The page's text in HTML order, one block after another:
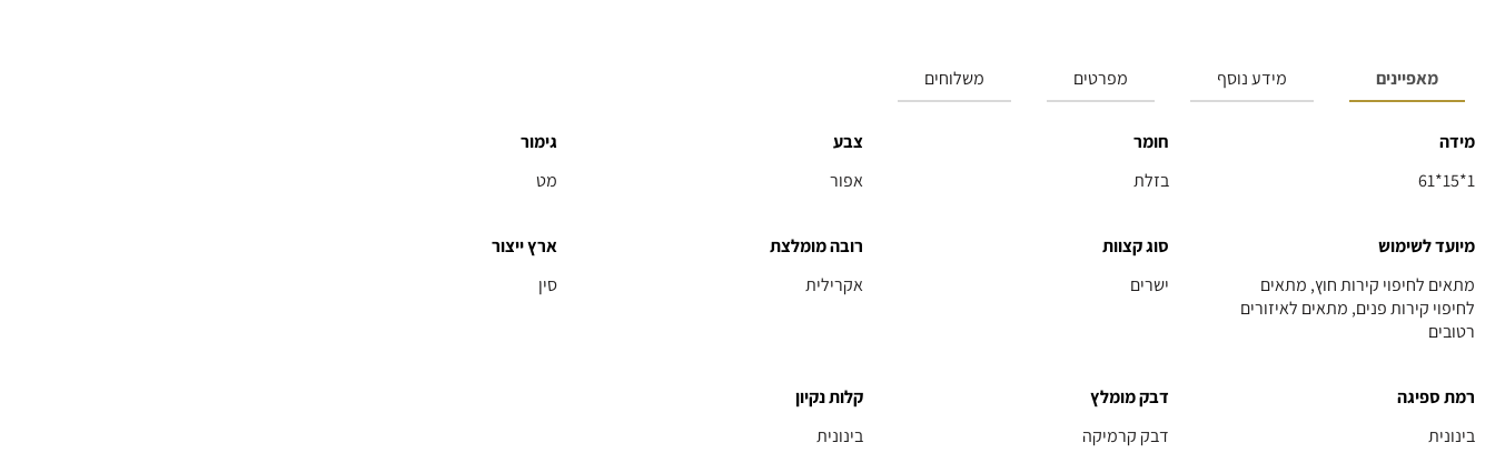
מאפיינים מידע נוסף מפרטים משלוחים
מידה
61*15*1
חומר
בזלת
צבע
אפור
גימור
מט
מיועד לשימוש
מתאים לחיפוי קירות חוץ, מתאים
לחיפוי קירות פנים, מתאים לאיזורים
רטובים
סוג קצוות
ישרים
רובה מומלצת
אקרילית
ארץ ייצור
סין
רמת ספיגה
בינונית
דבק מומלץ
דבק קרמיקה
קלות נקיון
בינונית